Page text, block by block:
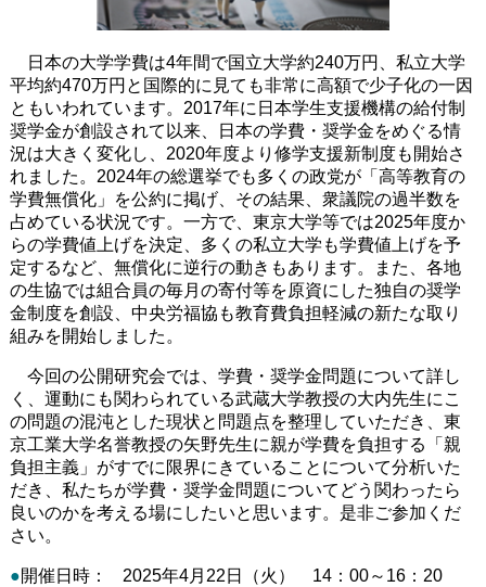
日本の大学学費は4年間で国立大学約240万円、私立大学
平均約470万円と国際的に見ても非常に高額で少子化の一因
ともいわれています。2017年に日本学生支援機構の給付制
奨学金が創設されて以来、日本の学費・奨学金をめぐる情
況は大きく変化し、2020年度より修学支援新制度も開始さ
れました。2024年の総選挙でも多くの政党が「高等教育の
学費無償化」を公約に掲げ、その結果、衆議院の過半数を
占めている状況です。一方で、東京大学等では2025年度か
らの学費値上げを決定、多くの私立大学も学費値上げを予
定するなど、無償化に逆行の動きもあります。また、各地
の生協では組合員の毎月の寄付等を原資にした独自の奨学
金制度を創設、中央労福協も教育費負担軽減の新たな取り
組みを開始しました。
今回の公開研究会では、学費・奨学金問題について詳し
く、運動にも関わられている武蔵大学教授の大内先生にこ
の問題の混沌とした現状と問題点を整理していただき、東
京工業大学名誉教授の矢野先生に親が学費を負担する「親
負担主義」がすでに限界にきていることについて分析いた
だき、私たちが学費・奨学金問題についてどう関わったら
良いのかを考える場にしたいと思います。是非ご参加くだ
さい。
●開催日時：
2025年4月22日（火） 14：00～16：20